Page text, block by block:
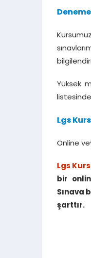
Yüksek
Lgs
Online
Lgs
bir
Sınava
şarttır.